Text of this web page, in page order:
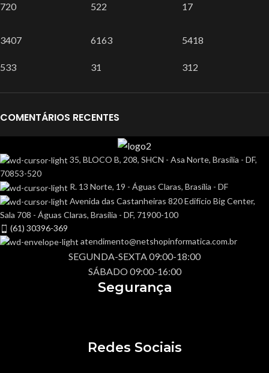
720 522 17
3407
533
6163
31
5418
312
COMENTÁRIOS RECENTES
35, BLOCO B, 208, SHCN - Asa Norte, Brasília - DF,
70853-520
R. 13 Norte, 19 - Águas Claras, Brasília - DF
Avenida das Castanheiras 820 Edifício Big Center,
Sala 708 - Águas Claras, Brasília - DF, 71900-100
(61) 30396-369
atendimento@netshopinformatica.com.br
SEGUNDA-SEXTA 09:00-18:00
SÁBADO 09:00-16:00
Segurança
Redes Sociais